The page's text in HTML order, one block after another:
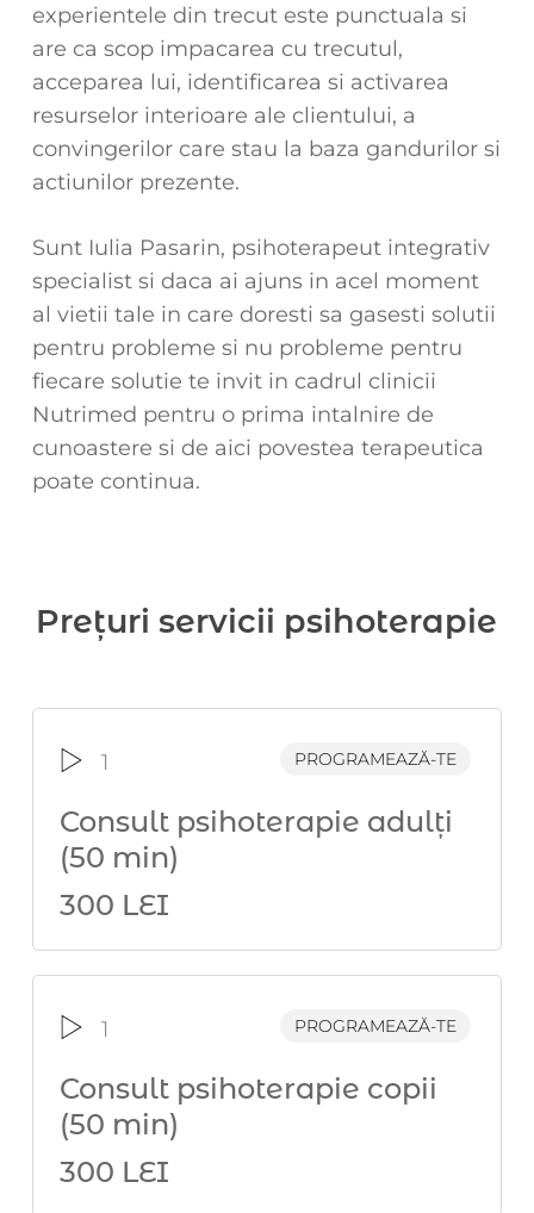
experientele din trecut este punctuala si
are ca scop impacarea cu trecutul,
acceparea lui, identificarea si activarea
resurselor interioare ale clientului, a
convingerilor care stau la baza gandurilor si
actiunilor prezente.
Sunt Iulia Pasarin, psihoterapeut integrativ
specialist si daca ai ajuns in acel moment
al vietii tale in care doresti sa gasesti solutii
pentru probleme si nu probleme pentru
fiecare solutie te invit in cadrul clinicii
Nutrimed pentru o prima intalnire de
cunoastere si de aici povestea terapeutica
poate continua.
Prețuri servicii psihoterapie
1
Consult psihoterapie adulți
(50 min)
300 LEI
PROGRAMEAZĂ-TE
1
Consult psihoterapie copii
(50 min)
300 LEI
PROGRAMEAZĂ-TE